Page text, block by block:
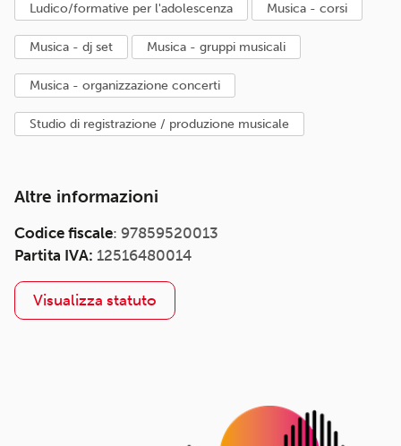
ludico/formative per l'adolescenza musica - corsi
musica - dj set musica - gruppi musicali
musica - organizzazione concerti
studio di registrazione / produzione musicale
Altre informazioni
Codice fiscale: 97859520013
Partita IVA: 12516480014
Visualizza statuto